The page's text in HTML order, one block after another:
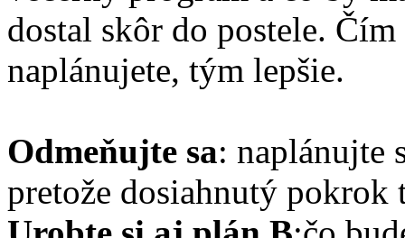
dostal skôr do postele.
naplánujete, tým lepšie.
Odmeňujte sa: naplánujte
pretože dosiahnutý pokrok